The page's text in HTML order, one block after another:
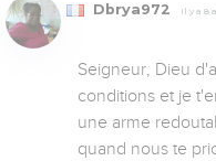
Dbrya972 Il y a 8
Seigneur, Dieu
conditions et je
une arme
quand nous te